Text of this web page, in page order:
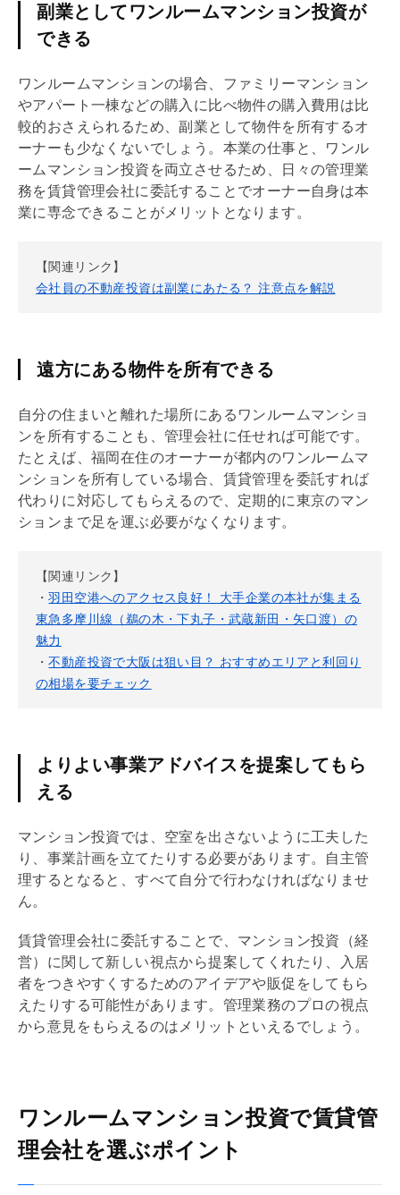
副業としてワンルームマンション投資が
できる
ワンルームマンションの場合、ファミリーマンション
やアパート一棟などの購入に比べ物件の購入費用は比
較的おさえられるため、副業として物件を所有するオ
ーナーも少なくないでしょう。本業の仕事と、ワンル
ームマンション投資を両立させるため、日々の管理業
務を賃貸管理会社に委託することでオーナー自身は本
業に専念できることがメリットとなります。
【関連リンク】
会社員の不動産投資は副業にあたる？ 注意点を解説
遠方にある物件を所有できる
自分の住まいと離れた場所にあるワンルームマンショ
ンを所有することも、 管理会社に任せれば可能です。
たとえば、福岡在住のオーナーが都内のワンルームマ
ンションを所有している場合、賃貸管理を委託すれば
代わりに対応してもらえるので、定期的に東京のマン
ションまで足を運ぶ必要がなくなります。
【関連リンク】
・羽田空港へのアクセス良好！ 大手企業の本社が集まる
東急多摩川線（鵜の木・下丸子・武蔵新田・矢口渡）の
魅力
・不動産投資で大阪は狙い目？ おすすめエリアと利回り
の相場を要チェック
よりよい事業アドバイスを提案してもら
える
マンション投資では、空室を出さないように工夫した
り、事業計画を立てたりする必要があります。自主管
理するとなると、すべて自分で行わなければなりませ
ん。
賃貸管理会社に委託することで、マンション投資（経
営）に関して新しい視点から提案してくれたり、入居
者をつきやすくするためのアイデアや販促をしてもら
えたりする可能性があります。管理業務のプロの視点
から意見をもらえるのはメリットといえるでしょう。
ワンルームマンション投資で賃貸管
理会社を選ぶポイント